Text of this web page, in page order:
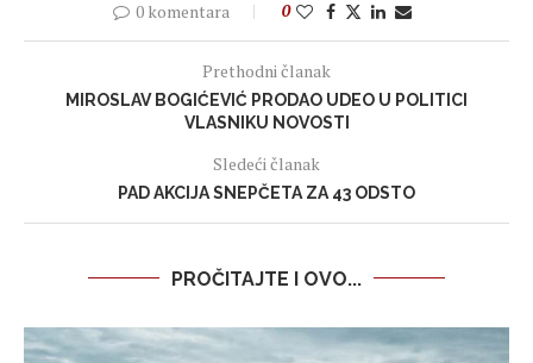
0 komentara 0
Prethodni članak
MIROSLAV BOGIĆEVIĆ PRODAO UDEO U POLITICI
VLASNIKU NOVOSTI
Sledeći članak
PAD AKCIJA SNEPČETA ZA 43 ODSTO
PROČITAJTE I OVO...